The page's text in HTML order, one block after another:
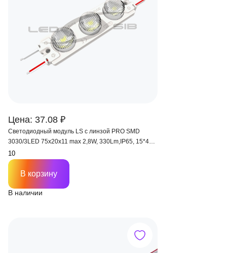
Цена: 37.08 ₽
Светодиодный модуль LS с линзой PRO SMD
3030/3LED 75х20х11 max 2,8W, 330Lm,IP65, 15*45°,
пр. 8,5 см
В наличии
В корзину